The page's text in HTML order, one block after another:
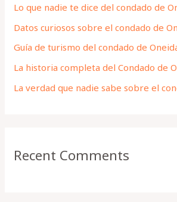
f
o
r
:
Lo que nadie te dice del condado de
Datos curiosos sobre el condado de
Guía de turismo del condado de
La historia completa del Condado de
La verdad que nadie sabe sobre el
Recent Comments